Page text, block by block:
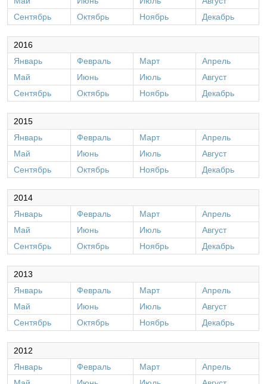
Сентябрь
Октябрь Ноябрь Декабрь
2016
Январь
Февраль Март
Апрель
Май
Июнь Июль
Август
Сентябрь
Октябрь Ноябрь Декабрь
2015
Январь
Февраль Март
Апрель
Май
Июнь Июль
Август
Сентябрь
Октябрь Ноябрь Декабрь
2014
Январь
Февраль Март
Апрель
Май
Июнь Июль
Август
Сентябрь
Октябрь Ноябрь Декабрь
2013
Январь
Февраль Март
Апрель
Май
Июнь Июль
Август
Сентябрь
Октябрь Ноябрь Декабрь
2012
Январь
Февраль Март
Апрель